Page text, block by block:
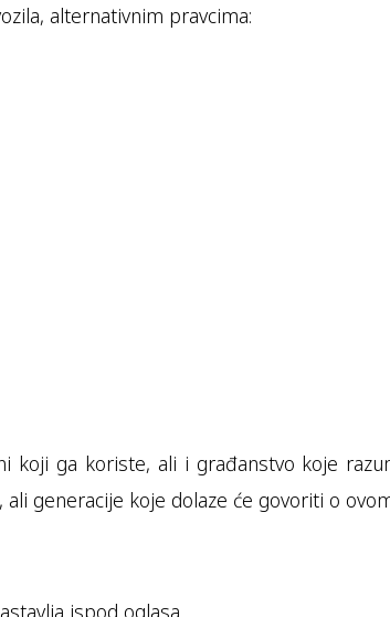
alternativnim pravcima:
koji ga koriste, ali i građanstvo koje
generacije koje dolaze će govoriti o
ispod oglasa